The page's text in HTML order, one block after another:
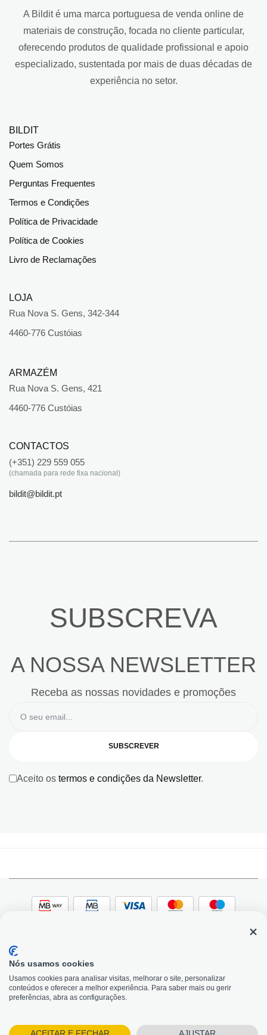
A Bildit é uma marca portuguesa de venda online de
materiais de construção, focada no cliente particular,
oferecendo produtos de qualidade profissional e apoio
especializado, sustentada por mais de duas décadas de
experiência no setor.
BILDIT
Portes Grátis
Quem Somos
Perguntas Frequentes
Termos e Condições
Política de Privacidade
Política de Cookies
Livro de Reclamações
LOJA
Rua Nova S. Gens, 342-344
4460-776 Custóias
ARMAZÉM
Rua Nova S. Gens, 421
4460-776 Custóias
CONTACTOS
(+351) 229 559 055
(chamada para rede fixa nacional)
bildit@bildit.pt
SUBSCREVA
A NOSSA NEWSLETTER
Receba as nossas novidades e promoções
SUBSCREVER
Aceito os termos e condições da Newsletter.
© 2026, Bildit. Todos os direitos reservados | Powered
by Toogas, with
Magento
Precisa de Ajuda?
Nós usamos cookies
Usamos cookies para analisar visitas, melhorar o site, personalizar
conteúdos e oferecer a melhor experiência. Para saber mais ou gerir
preferências, abra as configurações.